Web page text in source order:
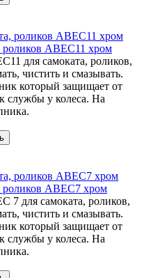
ABEC11 хром
для самоката, роликов,
чистить и смазывать.
который защищает от
службы у колеса. На
роликов ABEC7 хром
для самоката, роликов,
чистить и смазывать.
который защищает от
службы у колеса. На